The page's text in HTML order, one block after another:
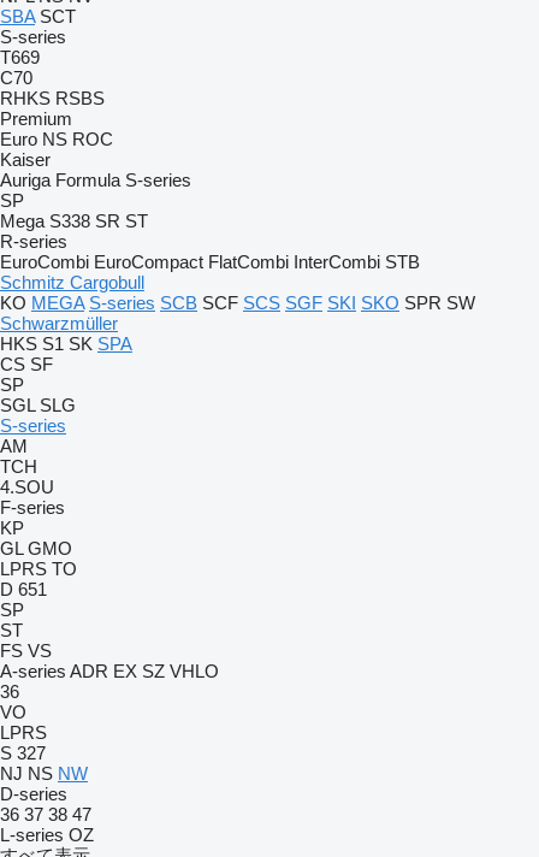
SBA SCT
S-series
T669
C70
RHKS RSBS
Premium
Euro NS ROC
Kaiser
Auriga Formula S-series
SP
Mega S338 SR ST
R-series
EuroCombi EuroCompact FlatCombi InterCombi STB
Schmitz Cargobull
KO MEGA S-series SCB SCF SCS SGF SKI SKO SPR SW
Schwarzmüller
HKS S1 SK SPA
CS SF
SP
SGL SLG
S-series
AM
TCH
4.SOU
F-series
KP
GL GMO
LPRS TO
D 651
SP
ST
FS VS
A-series ADR EX SZ VHLO
36
VO
LPRS
S 327
NJ NS NW
D-series
36 37 38 47
L-series OZ